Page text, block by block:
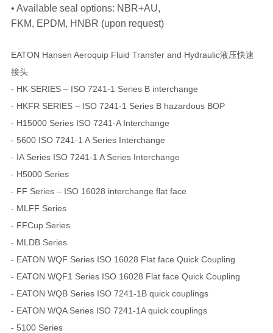
• Available seal options: NBR+AU,
FKM, EPDM, HNBR (upon request)
EATON Hansen Aeroquip Fluid Transfer and Hydraulic液压快速
接头
- HK SERIES – ISO 7241-1 Series B interchange
- HKFR SERIES – ISO 7241-1 Series B hazardous BOP
- H15000 Series ISO 7241-A Interchange
- 5600 ISO 7241-1 A Series Interchange
- IA Series ISO 7241-1 A Series Interchange
- H5000 Series
- FF Series – ISO 16028 interchange flat face
- MLFF Series
- FFCup Series
- MLDB Series
- EATON WQF Series ISO 16028 Flat face Quick Coupling
- EATON WQF1 Series ISO 16028 Flat face Quick Coupling
- EATON WQB Series ISO 7241-1B quick couplings
- EATON WQA Series ISO 7241-1A quick couplings
- 5100 Series